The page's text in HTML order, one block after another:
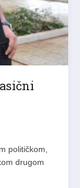
političkom,
drugom